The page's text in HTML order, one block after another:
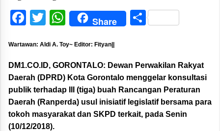
Facebook
Twitter
WhatsApp
Share Share
Wartawan: Aldi A. Toy~ Editor: Fityan||
DM1.CO.ID, GORONTALO: Dewan Perwakilan Rakyat
Daerah (DPRD) Kota Gorontalo menggelar konsultasi
publik terhadap III (tiga) buah Rancangan Peraturan
Daerah (Ranperda) usul inisiatif legislatif bersama para
tokoh masyarakat dan SKPD terkait, pada Senin
(10/12/2018).